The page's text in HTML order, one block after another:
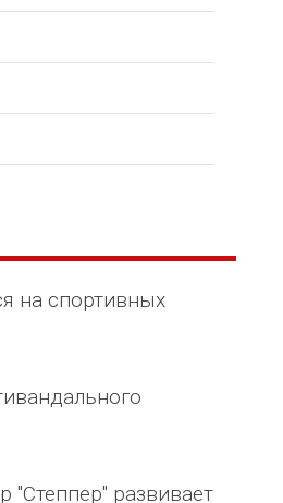
на спортивных
"Степпер" развивает